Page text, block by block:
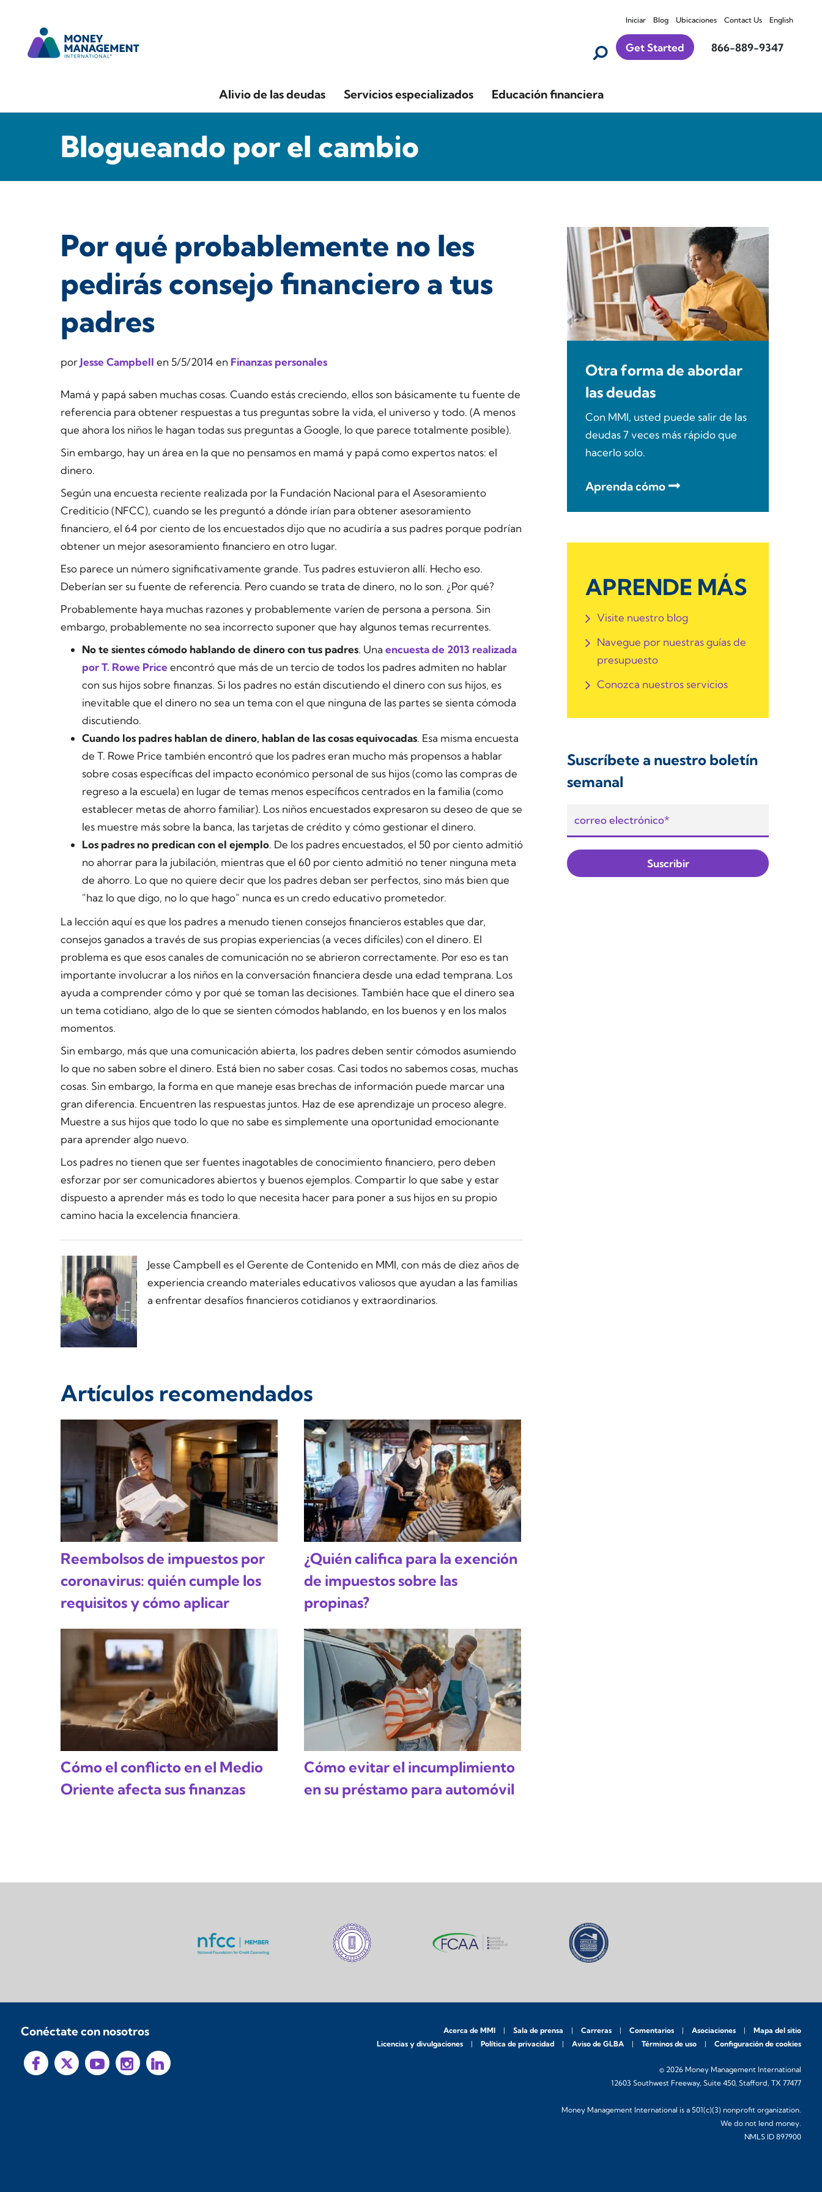
Iniciar Blog Ubicaciones Contact Us English
Get Started 866-889-9347
Alivio de las deudas Servicios especializados Educación financiera
Blogueando por el cambio
Por qué probablemente no les
pedirás consejo financiero a tus
padres
porJesse Campbell en 5/5/2014 en Finanzas personales
Mamá y papá saben muchas cosas. Cuando estás creciendo, ellos son básicamente tu fuente de
referencia para obtener respuestas a tus preguntas sobre la vida, el universo y todo. (A menos
que ahora los niños le hagan todas sus preguntas a Google, lo que parece totalmente posible).
Sin embargo, hay un área en la que no pensamos en mamá y papá como expertos natos: el
dinero.
Según una encuesta reciente realizada por la Fundación Nacional para el Asesoramiento
Crediticio (NFCC), cuando se les preguntó a dónde irían para obtener asesoramiento
financiero, el 64 por ciento de los encuestados dijo que no acudiría a sus padres porque podrían
obtener un mejor asesoramiento financiero en otro lugar.
Eso parece un número significativamente grande. Tus padres estuvieron allí. Hecho eso.
Deberían ser su fuente de referencia. Pero cuando se trata de dinero, no lo son. ¿Por qué?
Probablemente haya muchas razones y probablemente varíen de persona a persona. Sin
embargo, probablemente no sea incorrecto suponer que hay algunos temas recurrentes.
No te sientes cómodo hablando de dinero con tus padres. Una encuesta de 2013 realizada
por T. Rowe Price encontró que más de un tercio de todos los padres admiten no hablar
con sus hijos sobre finanzas. Si los padres no están discutiendo el dinero con sus hijos, es
inevitable que el dinero no sea un tema con el que ninguna de las partes se sienta cómoda
discutiendo.
Cuando los padres hablan de dinero, hablan de las cosas equivocadas. Esa misma encuesta
de T. Rowe Price también encontró que los padres eran mucho más propensos a hablar
sobre cosas específicas del impacto económico personal de sus hijos (como las compras de
regreso a la escuela) en lugar de temas menos específicos centrados en la familia (como
establecer metas de ahorro familiar). Los niños encuestados expresaron su deseo de que se
les muestre más sobre la banca, las tarjetas de crédito y cómo gestionar el dinero.
Los padres no predican con el ejemplo. De los padres encuestados, el 50 por ciento admitió
no ahorrar para la jubilación, mientras que el 60 por ciento admitió no tener ninguna meta
de ahorro. Lo que no quiere decir que los padres deban ser perfectos, sino más bien que
"haz lo que digo, no lo que hago" nunca es un credo educativo prometedor.
La lección aquí es que los padres a menudo tienen consejos financieros estables que dar,
consejos ganados a través de sus propias experiencias (a veces difíciles) con el dinero. El
problema es que esos canales de comunicación no se abrieron correctamente. Por eso es tan
importante involucrar a los niños en la conversación financiera desde una edad temprana. Los
ayuda a comprender cómo y por qué se toman las decisiones. También hace que el dinero sea
un tema cotidiano, algo de lo que se sienten cómodos hablando, en los buenos y en los malos
momentos.
Sin embargo, más que una comunicación abierta, los padres deben sentir cómodos asumiendo
lo que no saben sobre el dinero. Está bien no saber cosas. Casi todos no sabemos cosas, muchas
cosas. Sin embargo, la forma en que maneje esas brechas de información puede marcar una
gran diferencia. Encuentren las respuestas juntos. Haz de ese aprendizaje un proceso alegre.
Muestre a sus hijos que todo lo que no sabe es simplemente una oportunidad emocionante
para aprender algo nuevo.
Los padres no tienen que ser fuentes inagotables de conocimiento financiero, pero deben
esforzar por ser comunicadores abiertos y buenos ejemplos. Compartir lo que sabe y estar
dispuesto a aprender más es todo lo que necesita hacer para poner a sus hijos en su propio
camino hacia la excelencia financiera.
Jesse Campbell es el Gerente de Contenido en MMI, con más de diez años de
experiencia creando materiales educativos valiosos que ayudan a las familias
a enfrentar desafíos financieros cotidianos y extraordinarios.
Artículos recomendados
Reembolsos de impuestos por
coronavirus: quién cumple los
requisitos y cómo aplicar
¿Quién califica para la exención
de impuestos sobre las
propinas?
Cómo el conflicto en el Medio
Oriente afecta sus finanzas
Cómo evitar el incumplimiento
en su préstamo para automóvil
Otra forma de abordar
las deudas
Con MMI, usted puede salir de las
deudas 7 veces más rápido que
hacerlo solo.
Aprenda cómo
APRENDE MÁS
Visite nuestro blog
Navegue por nuestras guías de
presupuesto
Conozca nuestros servicios
Suscríbete a nuestro boletín
semanal
Conéctate con nosotros Acerca de MMI Sala de prensa Carreras Comentarios Asociaciones
Mapa del sitio
Licencias y divulgaciones
Política de privacidad Aviso de GLBA Términos de uso Configuración de cookies
© 2026 Money Management International
12603 Southwest Freeway, Suite 450, Stafford, TX 77477
Money Management International is a 501(c)(3) nonprofit organization.
We do not lend money.
NMLS ID 897900